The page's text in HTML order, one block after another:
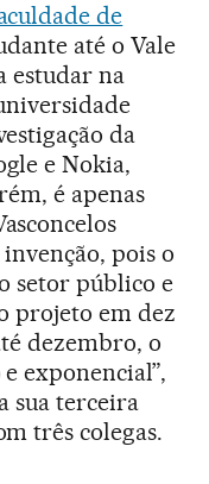
de
até o Vale
estudar na
da
e Nokia,
é apenas
pois o
setor público e
projeto em dez
dezembro, o
exponencial”,
sua terceira
três colegas.